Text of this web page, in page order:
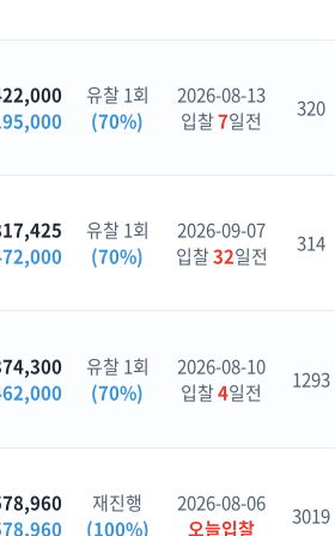
유찰 1회
(70%)
2026-08-13
입찰7일전 320
유찰 1회
(70%)
2026-09-07
입찰32일전 314
유찰 1회
(70%)
2026-08-10
입찰4일전 1293
재진행
(100%)
2026-08-06
오늘입찰
3019